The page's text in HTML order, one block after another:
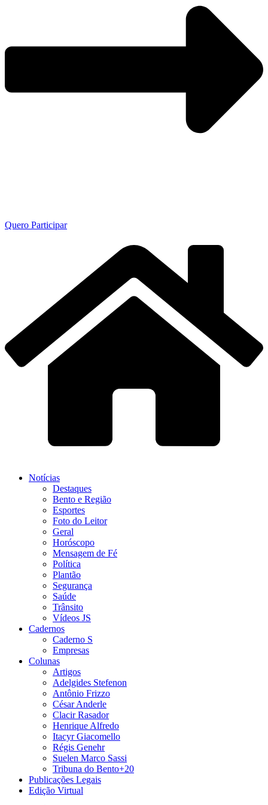
Quero Participar
Notícias
Destaques
Bento e Região
Esportes
Foto do Leitor
Geral
Horóscopo
Mensagem de Fé
Política
Plantão
Segurança
Saúde
Trânsito
Vídeos JS
Cadernos
Caderno S
Empresas
Colunas
Artigos
Adelgides Stefenon
Antônio Frizzo
César Anderle
Clacir Rasador
Henrique Alfredo
Itacyr Giacomello
Régis Genehr
Suelen Marco Sassi
Tribuna do Bento+20
Publicações Legais
Edição Virtual